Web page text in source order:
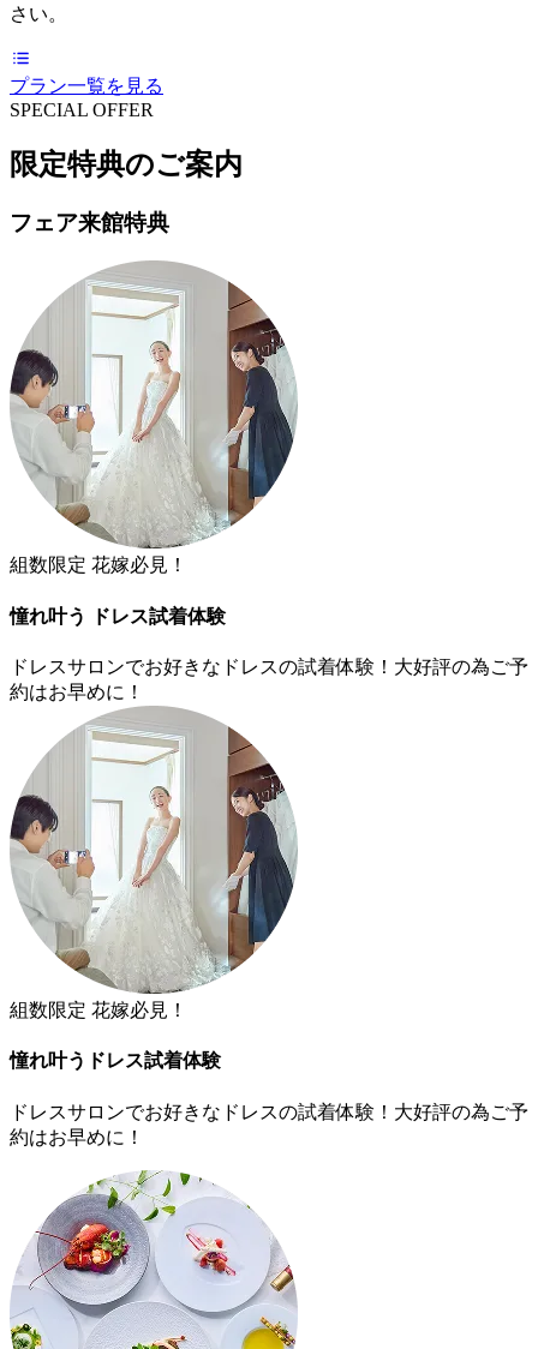
さい。
プラン一覧を見る
SPECIAL OFFER
限定特典のご案内
フェア来館特典
組数限定 花嫁必見！
憧れ叶う ドレス試着体験
ドレスサロンでお好きなドレスの試着体験！大好評の為ご予
約はお早めに！
組数限定 花嫁必見！
憧れ叶うドレス試着体験
ドレスサロンでお好きなドレスの試着体験！大好評の為ご予
約はお早めに！